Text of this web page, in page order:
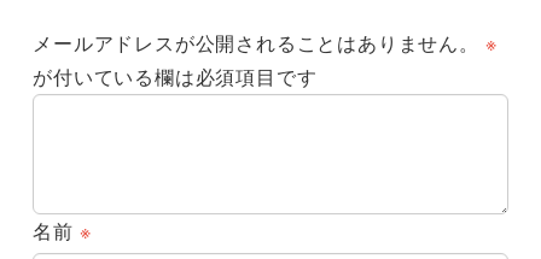
メールアドレスが公開されることはありません。
※
が付いている欄は必須項目です
名前 ※